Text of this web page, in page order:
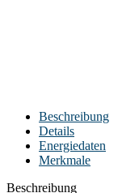
Beschreibung
Details
Energiedaten
Merkmale
Beschreibung